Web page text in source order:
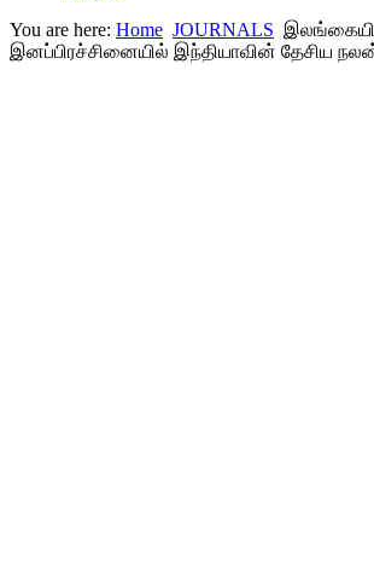
You are here: Home JOURNALS
இனப்பிரச்சினையில் இந்தியாவின் தேசிய